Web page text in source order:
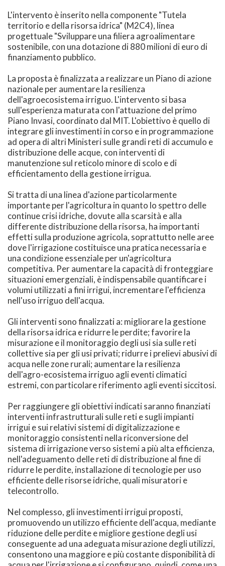
L'intervento è inserito nella componente "Tutela
territorio e della risorsa idrica" (M2C4), linea
progettuale "Sviluppare una filiera agroalimentare
sostenibile, con una dotazione di 880 milioni di euro di
finanziamento pubblico.
La proposta è finalizzata a realizzare un Piano di azione
nazionale per aumentare la resilienza
dell'agroecosistema irriguo. L'intervento si basa
sull'esperienza maturata con l'attuazione del primo
Piano Invasi, coordinato dal MIT. L'obiettivo è quello di
integrare gli investimenti in corso e in programmazione
ad opera di altri Ministeri sulle grandi reti di accumulo e
distribuzione delle acque, con interventi di
manutenzione sul reticolo minore di scolo e di
efficientamento della gestione irrigua.
Si tratta di una linea d'azione particolarmente
importante per l'agricoltura in quanto lo spettro delle
continue crisi idriche, dovute alla scarsità e alla
differente distribuzione della risorsa, ha importanti
effetti sulla produzione agricola, soprattutto nelle aree
dove l'irrigazione costituisce una pratica necessaria e
una condizione essenziale per un'agricoltura
competitiva. Per aumentare la capacità di fronteggiare
situazioni emergenziali, è indispensabile quantificare i
volumi utilizzati a fini irrigui, incrementare l'efficienza
nell'uso irriguo dell'acqua.
Gli interventi sono finalizzati a: migliorare la gestione
della risorsa idrica e ridurre le perdite; favorire la
misurazione e il monitoraggio degli usi sia sulle reti
collettive sia per gli usi privati; ridurre i prelievi abusivi di
acqua nelle zone rurali; aumentare la resilienza
dell'agro-ecosistema irriguo agli eventi climatici
estremi, con particolare riferimento agli eventi siccitosi.
Per raggiungere gli obiettivi indicati saranno finanziati
interventi infrastrutturali sulle reti e sugli impianti
irrigui e sui relativi sistemi di digitalizzazione e
monitoraggio consistenti nella riconversione del
sistema di irrigazione verso sistemi a più alta efficienza,
nell'adeguamento delle reti di distribuzione al fine di
ridurre le perdite, installazione di tecnologie per uso
efficiente delle risorse idriche, quali misuratori e
telecontrollo.
Nel complesso, gli investimenti irrigui proposti,
promuovendo un utilizzo efficiente dell'acqua, mediante
riduzione delle perdite e migliore gestione degli usi
conseguente ad una adeguata misurazione degli utilizzi,
consentono una maggiore e più costante disponibilità di